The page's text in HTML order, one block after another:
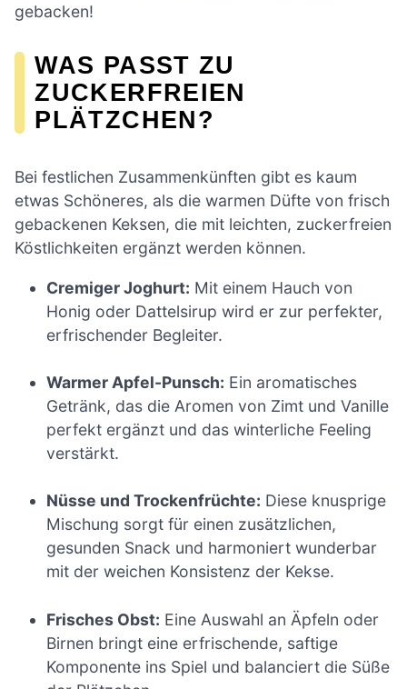
gebacken!
WAS PASST ZU
ZUCKERFREIEN
PLÄTZCHEN?
Bei festlichen Zusammenkünften gibt es kaum
etwas Schöneres, als die warmen Düfte von frisch
gebackenen Keksen, die mit leichten, zuckerfreien
Köstlichkeiten ergänzt werden können.
Cremiger Joghurt: Mit einem Hauch von
Honig oder Dattelsirup wird er zur perfekter,
erfrischender Begleiter.
Warmer Apfel-Punsch: Ein aromatisches
Getränk, das die Aromen von Zimt und Vanille
perfekt ergänzt und das winterliche Feeling
verstärkt.
Nüsse und Trockenfrüchte: Diese knusprige
Mischung sorgt für einen zusätzlichen,
gesunden Snack und harmoniert wunderbar
mit der weichen Konsistenz der Kekse.
Frisches Obst: Eine Auswahl an Äpfeln oder
Birnen bringt eine erfrischende, saftige
Komponente ins Spiel und balanciert die Süße